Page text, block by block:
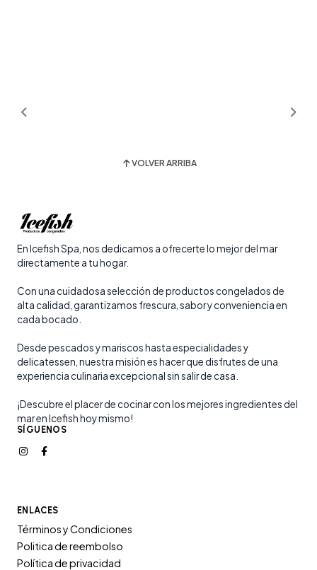
VOLVER ARRIBA
En Icefish Spa, nos dedicamos a ofrecerte lo mejor del mar
directamente a tu hogar.
Con una cuidadosa selección de productos congelados de
alta calidad, garantizamos frescura, sabor y conveniencia en
cada bocado.
Desde pescados y mariscos hasta especialidades y
delicatessen, nuestra misión es hacer que disfrutes de una
experiencia culinaria excepcional sin salir de casa.
¡Descubre el placer de cocinar con los mejores ingredientes del
mar en Icefish hoy mismo!
SÍGUENOS
ENLACES
Términos y Condiciones
Politica de reembolso
Política de privacidad